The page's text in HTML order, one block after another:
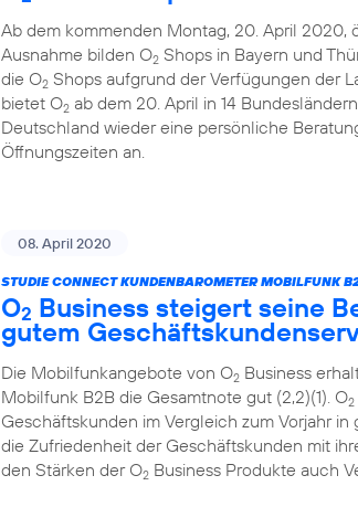
Ab dem kommenden Montag, 20. April 2020,
Ausnahme bilden O2 Shops in Bayern und
die O2 Shops aufgrund der Verfügungen der
bietet O2 ab dem 20. April in 14
Deutschland wieder eine persönliche
Öffnungszeiten an.
08. April 2020
STUDIE CONNECT KUNDENBAROMETER MOBILFUNK
O2 Business steigert seine
gutem
Die Mobilfunkangebote von O2 Business
Mobilfunk B2B die Gesamtnote gut (2,2)(1). O2
Geschäftskunden im Vergleich zum Vorjahr
die Zufriedenheit der Geschäftskunden mit
den Stärken der O2 Business Produkte auch